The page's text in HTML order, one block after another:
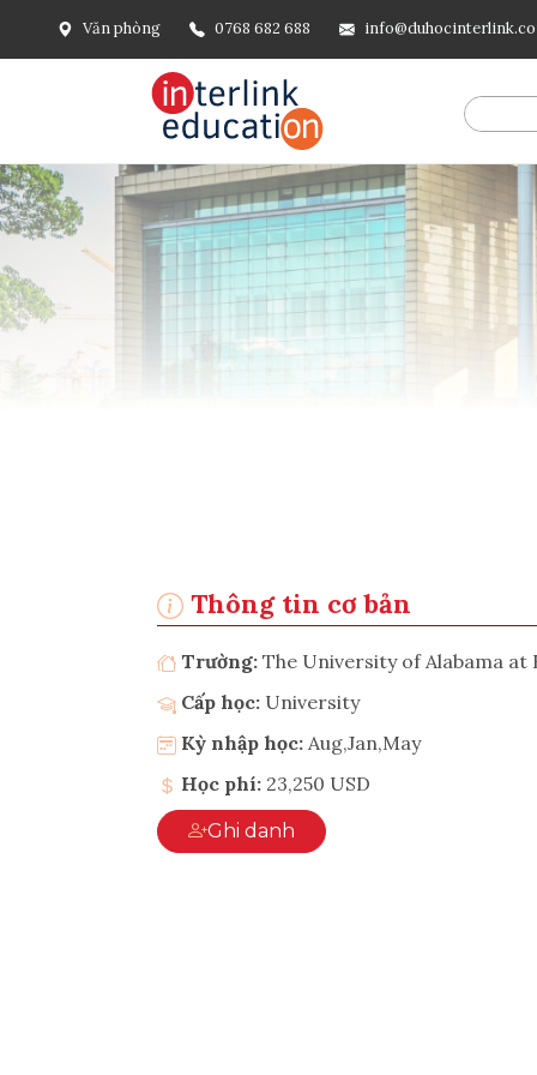
Văn phòng 0768 682 688
@include('frontend.layouts.schema-org', [ 'type' =>
url('/'), ], [ '@type' => 'ListItem', 'position' => 2, 'name' =>
=> url()->current(), ], ], ], ])
Thông tin cơ bản
Trường: The University of Alabama at
Cấp học: University
Kỳ nhập học: Aug,Jan,May
Học phí: 23,250 USD
Ghi danh